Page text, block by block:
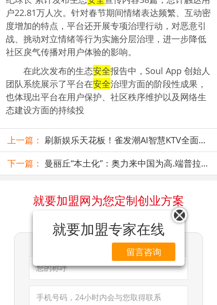
户22.81万人次。针对春节期间情绪表达频繁、互动密
度增加的特点，平台还开展专项治理行动，对恶意引
战、挑动对立情绪等行为实施分层治理，进一步降低
社区戾气传播对用户体验的影响。
在此次发布的生态安全报告中，Soul App 创始人
团队系统展示了平台在安全治理方面的阶段性成果，
也体现出平台在用户保护、社区秩序维护以及网络生
态建设方面的持续投
上一篇： 刷新娱乐天花板！雀发潮AI智慧KTV全面升
级，解锁N种新玩法
下一篇：
曼丽丘“本土化”：奥力来中国为高.端普拉提
就要加盟网为您定制创业方案
当前留言项目：daguomc
就要加盟专家在线
留言咨询